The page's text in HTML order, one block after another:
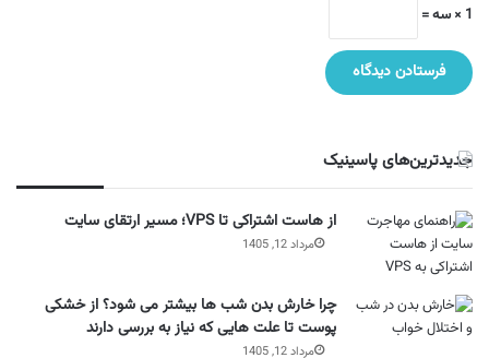
1 × سه =
جدیدترین‌های پاسینیک
از هاست اشتراکی تا VPS؛ مسیر ارتقای سایت
مرداد 12, 1405
چرا خارش بدن شب ها بیشتر می شود؟ از خشکی
پوست تا علت هایی که نیاز به بررسی دارند
مرداد 12, 1405